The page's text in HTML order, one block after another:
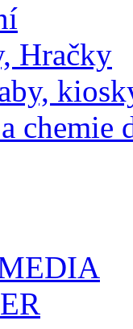
Hračky
chemie